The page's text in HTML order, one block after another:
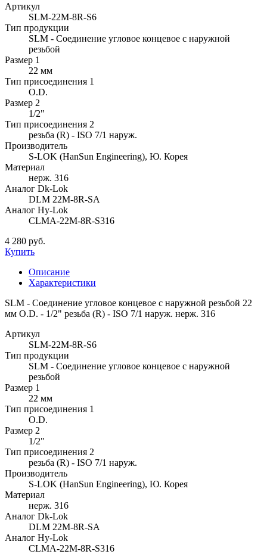
Артикул
SLM-22M-8R-S6
Тип продукции
SLM - Соединение угловое концевое с наружной
резьбой
Размер 1
22 мм
Тип присоединения 1
O.D.
Размер 2
1/2"
Тип присоединения 2
резьба (R) - ISO 7/1 наруж.
Производитель
S-LOK (HanSun Engineering), Ю. Корея
Материал
нерж. 316
Аналог Dk-Lok
DLM 22M-8R-SA
Аналог Hy-Lok
CLMA-22M-8R-S316
4 280 руб.
Купить
Описание
Характеристики
SLM - Соединение угловое концевое с наружной резьбой 22
мм O.D. - 1/2" резьба (R) - ISO 7/1 наруж. нерж. 316
Артикул
SLM-22M-8R-S6
Тип продукции
SLM - Соединение угловое концевое с наружной
резьбой
Размер 1
22 мм
Тип присоединения 1
O.D.
Размер 2
1/2"
Тип присоединения 2
резьба (R) - ISO 7/1 наруж.
Производитель
S-LOK (HanSun Engineering), Ю. Корея
Материал
нерж. 316
Аналог Dk-Lok
DLM 22M-8R-SA
Аналог Hy-Lok
CLMA-22M-8R-S316